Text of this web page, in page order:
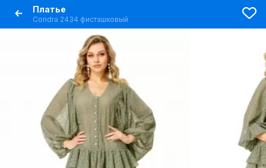
Платье
Condra 2434 фисташковый